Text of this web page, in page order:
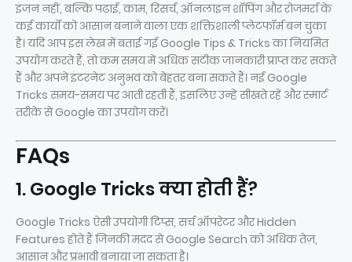
इंजन नहीं, बल्कि पढ़ाई, काम, रिसर्च, ऑनलाइन शॉपिंग और रोजमर्रा के
कई कार्यों को आसान बनाने वाला एक शक्तिशाली प्लेटफॉर्म बन चुका
है। यदि आप इस लेख में बताई गई Google Tips & Tricks का नियमित
उपयोग करते हैं, तो कम समय में अधिक सटीक जानकारी प्राप्त कर सकते
हैं और अपने इंटरनेट अनुभव को बेहतर बना सकते हैं। नई Google
Tricks समय-समय पर आती रहती हैं, इसलिए उन्हें सीखते रहें और स्मार्ट
तरीके से Google का उपयोग करें।
FAQs
1. Google Tricks क्या होती हैं?
Google Tricks ऐसी उपयोगी टिप्स, सर्च ऑपरेटर और Hidden
Features होते हैं जिनकी मदद से Google Search को अधिक तेज़,
आसान और प्रभावी बनाया जा सकता है।